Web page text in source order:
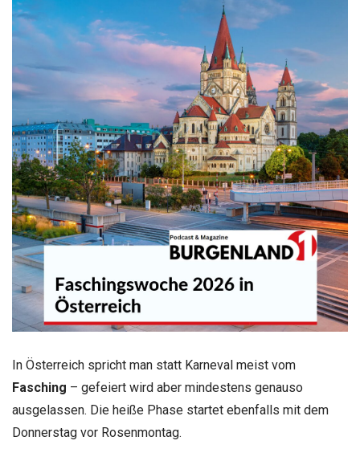
In Österreich spricht man statt Karneval meist vom
Fasching – gefeiert wird aber mindestens genauso
ausgelassen. Die heiße Phase startet ebenfalls mit dem
Donnerstag vor Rosenmontag.